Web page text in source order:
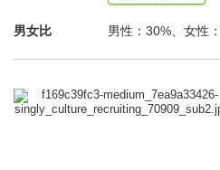
男女比 男性：30%、女性